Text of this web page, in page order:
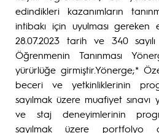
edindikleri kazanımların
intibakı için uyulması gereken
28.07.2023 tarih ve 340
Öğrenmenin Tanınması
yürürlüğe girmiştir.Yönerge;*
beceri ve yetkinliklerinin
sayılmak üzere muafiyet sınavı
ve staj deneyimlerinin
sayılmak üzere portfolyo